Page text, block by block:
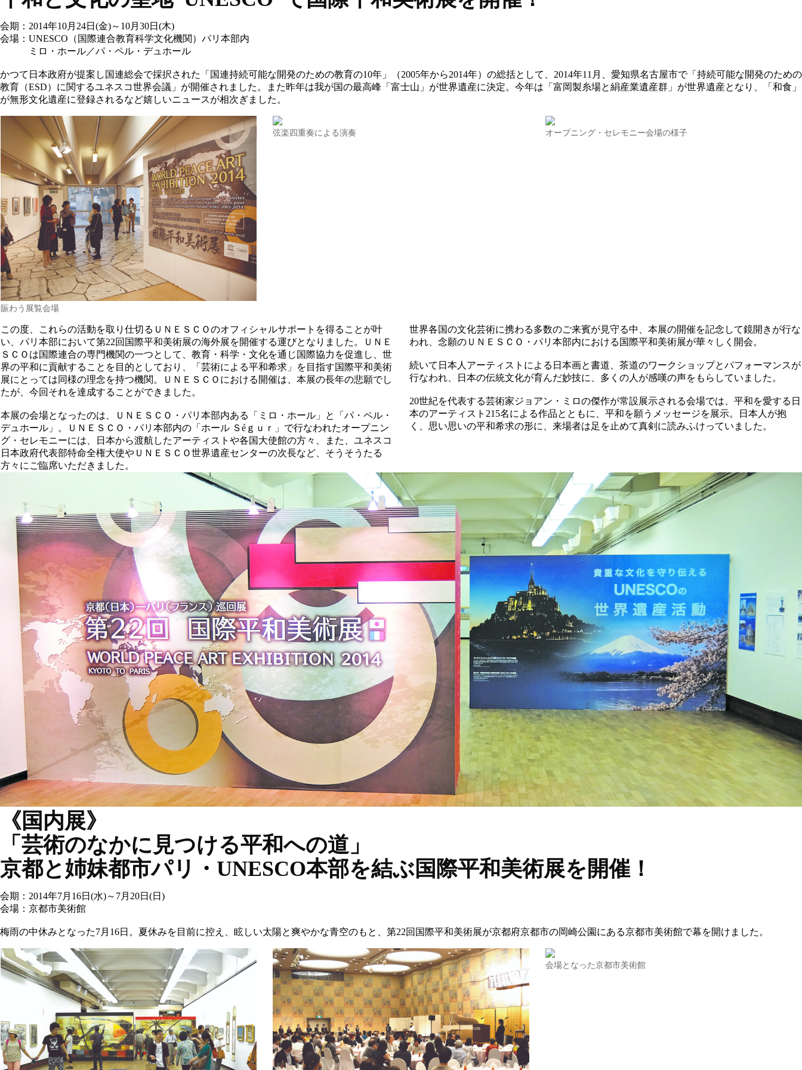
会期：2014年10月24日(金)～10月30日(木)
会場：UNESCO（国際連合教育科学文化機関）パリ本部内
ミロ・ホール／パ・ペル・デュホール
かつて日本政府が提案し国連総会で採択された「国連持続可能な開発のための教育の10年」（2005年から2014年）の総括として、2014年11月、愛知県名古屋市で「持続可能な開発のための
教育（ESD）に関するユネスコ世界会議」が開催されました。また昨年は我が国の最高峰「富士山」が世界遺産に決定。今年は「富岡製糸場と絹産業遺産群」が世界遺産となり、「和食」
が無形文化遺産に登録されるなど嬉しいニュースが相次ぎました。
賑わう展覧会場
弦楽四重奏による演奏 オープニング・セレモニー会場の様子
この度、これらの活動を取り仕切るＵＮＥＳＣＯのオフィシャルサポートを得ることが叶
い、パリ本部において第22回国際平和美術展の海外展を開催する運びとなりました。ＵＮＥ
ＳＣＯは国際連合の専門機関の一つとして、教育・科学・文化を通じ国際協力を促進し、世
界の平和に貢献することを目的としており、「芸術による平和希求」を目指す国際平和美術
展にとっては同様の理念を持つ機関。ＵＮＥＳＣＯにおける開催は、本展の長年の悲願でし
たが、今回それを達成することができました。
本展の会場となったのは、ＵＮＥＳＣＯ・パリ本部内ある「ミロ・ホール」と「パ・ペル・
デュホール」。ＵＮＥＳＣＯ・パリ本部内の「ホール Ｓéｇｕｒ」で行なわれたオープニン
グ・セレモニーには、日本から渡航したアーティストや各国大使館の方々、また、ユネスコ
日本政府代表部特命全権大使やＵＮＥＳＣＯ世界遺産センターの次長など、そうそうたる
方々にご臨席いただきました。
世界各国の文化芸術に携わる多数のご来賓が見守る中、本展の開催を記念して鏡開きが行な
われ、念願のＵＮＥＳＣＯ・パリ本部内における国際平和美術展が華々しく開会。
続いて日本人アーティストによる日本画と書道、茶道のワークショップとパフォーマンスが
行なわれ、日本の伝統文化が育んだ妙技に、多くの人が感嘆の声をもらしていました。
20世紀を代表する芸術家ジョアン・ミロの傑作が常設展示される会場では、平和を愛する日
本のアーティスト215名による作品とともに、平和を願うメッセージを展示。日本人が抱
く、思い思いの平和希求の形に、来場者は足を止めて真剣に読みふけっていました。
《国内展》
「芸術のなかに見つける平和への道」
京都と姉妹都市パリ・UNESCO本部を結ぶ国際平和美術展を開催！
会期：2014年7月16日(水)～7月20日(日)
会場：京都市美術館
梅雨の中休みとなった7月16日。夏休みを目前に控え、眩しい太陽と爽やかな青空のもと、第22回国際平和美術展が京都府京都市の岡崎公園にある京都市美術館で幕を開けました。
会場となった京都市美術館